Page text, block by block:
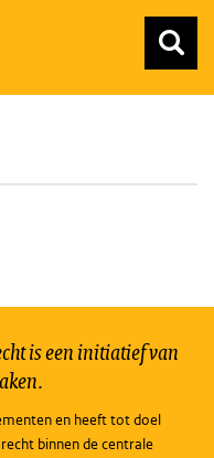
is een initiatief van
en heeft tot doel
binnen de centrale